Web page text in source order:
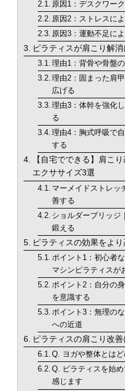
原因1：デスクワー
原因2：ストレスに
原因3：運動不足に
ピラティスが肩こり解
理由1：背骨や骨盤
理由2：固まった肩
広げる
理由3：体幹を強化
る
理由4：胸式呼吸で
する
【自宅でできる】肩こ
エクササイズ3選
マーメイドストレッ
善する
ショルダーブリッジ
鍛える
ピラティスの効果をよ
ポイント1：初心者
マシンピラティスが
ポイント2：自分の
を意識する
ポイント3：無理の
への近道
ピラティスの肩こり改
Q. ヨガや整体とは
Q. ピラティスを始
感じます